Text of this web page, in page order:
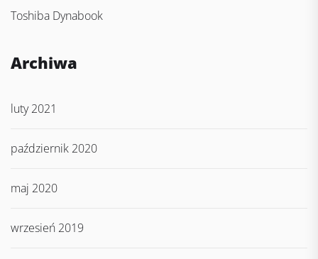
Toshiba Dynabook
Archiwa
luty 2021
październik 2020
maj 2020
wrzesień 2019